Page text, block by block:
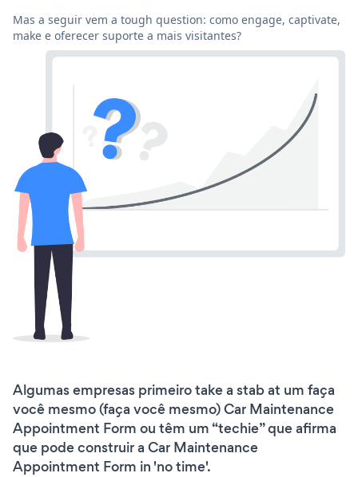
Mas a seguir vem a tough question: como engage, captivate,
make e oferecer suporte a mais visitantes?
Algumas empresas primeiro take a stab at um faça
você mesmo (faça você mesmo) Car Maintenance
Appointment Form ou têm um “techie” que afirma
que pode construir a Car Maintenance
Appointment Form in 'no time'.